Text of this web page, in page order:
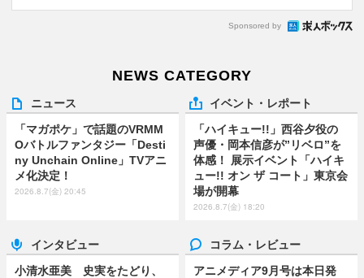
Sponsored by
NEWS CATEGORY
ニュース
「マガポケ」で話題のVRMM
Oバトルファンタジー「Desti
ny Unchain Online」TVアニ
メ化決定！
2026.8.7(金) 20:45
イベント・レポート
「ハイキュー!!」西谷夕役の
声優・岡本信彦が”リベロ”を
体感！ 展示イベント「ハイキ
ュー!! オン ザ コート」東京会
場が開幕
2026.8.7(金) 18:20
インタビュー
小清水亜美 史実をたどり、
コラム・レビュー
アニメディア9月号は本日発